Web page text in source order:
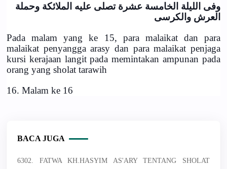
وفى الليلة الخامسة عشرة تصلى عليه الملائكة وحملة
العرش والكرسى
Pada malam yang ke 15, para malaikat dan para
malaikat penyangga arasy dan para malaikat penjaga
kursi kerajaan langit pada memintakan ampunan pada
orang yang sholat tarawih
16. Malam ke 16
BACA JUGA
6302. FATWA KH.HASYIM AS'ARY TENTANG SHOLAT